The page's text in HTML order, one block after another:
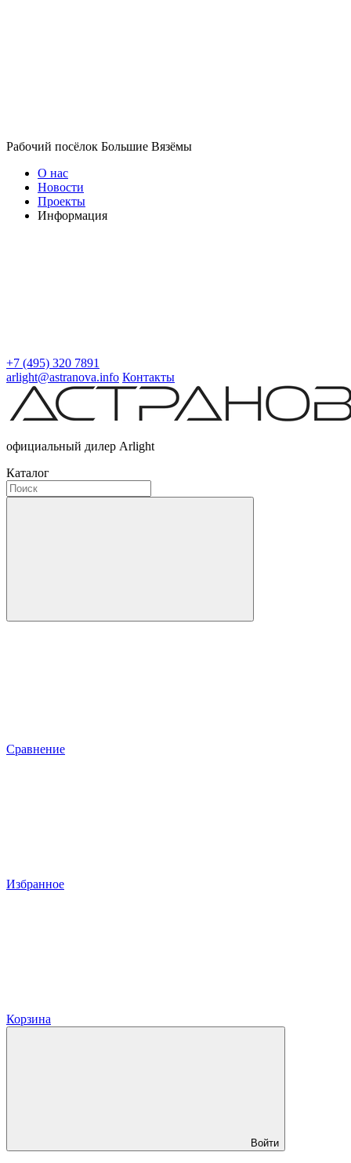
Рабочий посёлок Большие Вязёмы
О нас
Новости
Проекты
Информация
+7 (495) 320 7891
arlight@astranova.info Контакты
официальный дилер Arlight
Каталог
Сравнение
Избранное
Корзина
Войти